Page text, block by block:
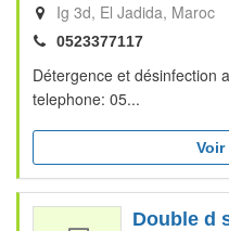
Ig 3d El Jadida Maroc
0523377117
Détergence et désinfection
telephone: 05...
Double d